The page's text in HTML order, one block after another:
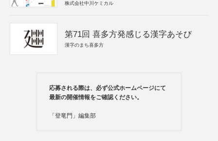
株式会社中川ケミカル
第71回 喜多方発感じる漢字あそび
漢字のまち喜多方
応募される際は、必ず公式ホームページにて
最新の開催情報をご確認ください。
「登竜門」編集部